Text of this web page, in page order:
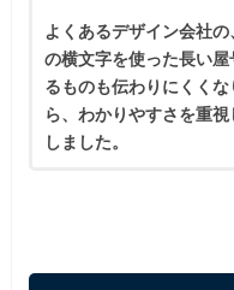
よくあるデザイン会社
の横文字を使った長い
るものも伝わりにくく
ら、わかりやすさを重
しました。